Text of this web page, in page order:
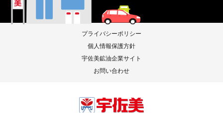
プライバシーポリシー
個人情報保護方針
宇佐美鉱油企業サイト
お問い合わせ